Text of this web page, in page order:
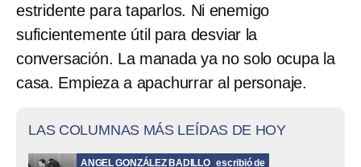
estridente para taparlos. Ni enemigo
suficientemente útil para desviar la
conversación. La manada ya no solo ocupa la
casa. Empieza a apachurrar al personaje.
LAS COLUMNAS MÁS LEÍDAS DE HOY
ANGEL GONZÁLEZ BADILLO escribió de